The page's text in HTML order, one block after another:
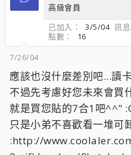
高級會員
已加入
3/5/04 訊息
點數
16
7/26/04
應該也沒什麼差別吧...讀
不過先考慮好您未來會買
就是買您貼的7合1吧^^"
只是小弟不喜歡看一堆可
:http://